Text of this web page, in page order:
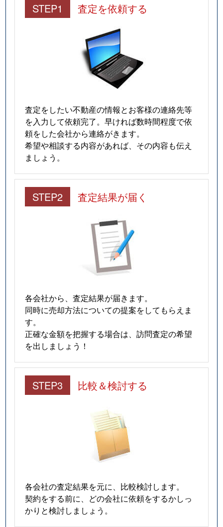
STEP1 査定を依頼する
査定をしたい不動産の情報とお客様の連絡先等
を入力して依頼完了。早ければ数時間程度で依
頼をした会社から連絡がきます。
希望や相談する内容があれば、その内容も伝え
ましょう。
STEP2 査定結果が届く
各会社から、査定結果が届きます。
同時に売却方法についての提案をしてもらえま
す。
正確な金額を把握する場合は、訪問査定の希望
を出しましょう！
STEP3 比較＆検討する
各会社の査定結果を元に、比較検討します。
契約をする前に、どの会社に依頼をするかしっ
かりと検討しましょう。